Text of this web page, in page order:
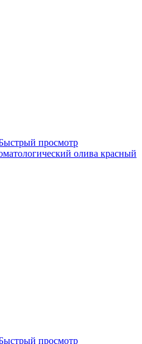
просмотр
олива красный
просмотр